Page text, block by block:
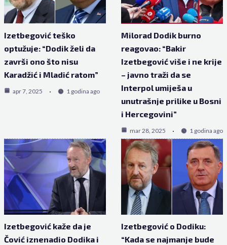
Izetbegović teško
optužuje: “Dodik želi da
završi ono što nisu
Karadžić i Mladić ratom”
apr 7, 2025 1 godina ago
Milorad Dodik burno
reagovao: “Bakir
Izetbegović više i ne krije
– javno traži da se
Interpol umiješa u
unutrašnje prilike u Bosni
i Hercegovini”
mar 28, 2025 1 godina ago
Izetbegović kaže da je
Čović iznenadio Dodika i
Izetbegović o Dodiku:
“Kada se najmanje bude